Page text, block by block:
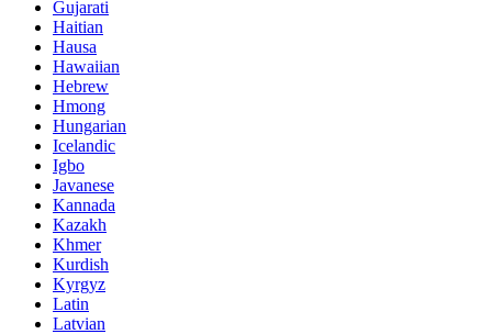
Gujarati
Haitian
Hausa
Hawaiian
Hebrew
Hmong
Hungarian
Icelandic
Igbo
Javanese
Kannada
Kazakh
Khmer
Kurdish
Kyrgyz
Latin
Latvian